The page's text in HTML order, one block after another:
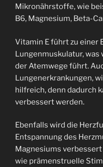
Mikronährstoffe, wie
B6, Magnesium, Beta-
Vitamin E führt zu einer
Lungenmuskulatur,
der Atemwege führt.
Lungenerkrankungen,
hilfreich, denn dadurch
verbessert werden.
Ebenfalls wird die
Entspannung des
Magnesiums
wie prämenstruelle